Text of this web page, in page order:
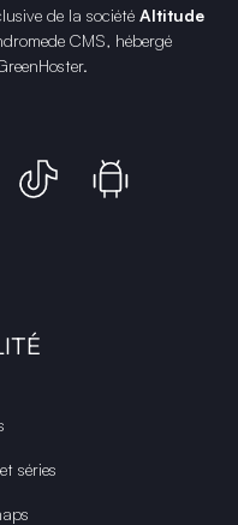
de la société Altitude
CMS, hébergé
.
séries